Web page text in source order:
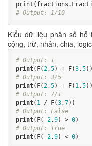
# Output: 1/10
Kiểu dữ liệu phân số
cộng, trừ, nhân, chia,
# Output: 1
print(F(2,5) + F(3,5
# Output: 3/5
print(F(2,5) + F( 1,5
# Output: 7/1
print( 1 / F(3,7
# Output: False
print(F(-2,9) > 0
# Output: True
print(F(-2,9) < 0)